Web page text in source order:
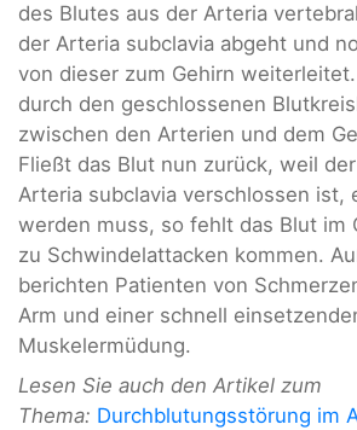
des Blutes aus der Arteria
der Arteria subclavia abgeht und
von dieser zum Gehirn
durch den geschlossenen
zwischen den Arterien und dem
Fließt das Blut nun zurück, weil
Arteria subclavia verschlossen ist,
werden muss, so fehlt das Blut im
zu Schwindelattacken kommen.
berichten Patienten von
Arm und einer schnell
Muskelermüdung.
Lesen Sie auch den Artikel zum
Thema: Durchblutungsstörung im